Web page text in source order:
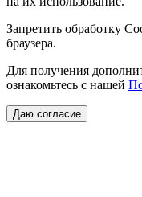
Запретить обработку
браузера.
Для получения
ознакомьтесь с нашей
Даю согласие